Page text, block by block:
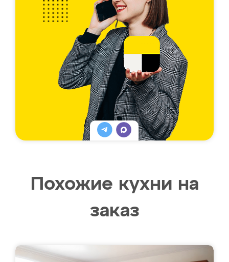
Похожие кухни на
заказ